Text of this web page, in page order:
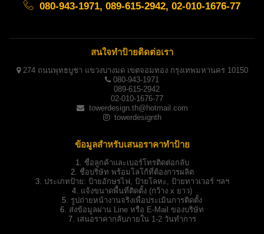
080-943-1971, 089-615-2942, 02-010-1676-77
สนใจทำป้ายติดต่อเรา
274 ถนนพุทธบูชา แขวงบางมด เขตจอมทอง กรุงเทพมหานคร 10150
080-943-1971
089-615-2942
02-010-1676-77
towerdesign.th@hotmail.com
towerdesignth
ข้อมูลสำหรับเสนอราคาทำป้าย
1. ชื่อลูกค้าและเบอร์โทรติดต่อกลับ
2. ชื่อบริษัท พร้อมโลโก้ที่ต้องการผลิต
3. ประเภทป้าย: ป้ายอักษรไฟ, ป้ายโลหะ, ป้ายทาวเวอร์ ฯลฯ
4. แจ้งขนาดพื้นที่ติดตั้ง (กว้าง x ยาว)
5. รูปถ่ายหน้างานจริงเพื่อประเมินการติดตั้ง
6. ส่งข้อมูลผ่าน Line หรือ E-Mail ของบริษัท
7. เสนอราคากลับภายใน 1-2 วันทำการ